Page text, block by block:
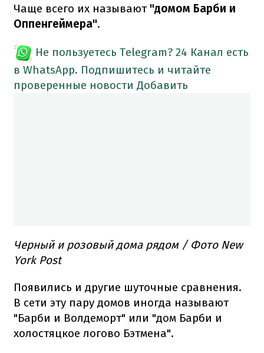
Чаще всего их называют"домом Барби и
Оппенгеймера".
Не пользуетесь Telegram? 24 Канал есть
в WhatsApp. Подпишитесь и читайте
проверенные новости Добавить
Черный и розовый дома рядом / Фото New
York Post
Появились и другие шуточные сравнения.
В сети эту пару домов иногда называют
"Барби и Волдеморт" или "дом Барби и
холостяцкое логово Бэтмена".